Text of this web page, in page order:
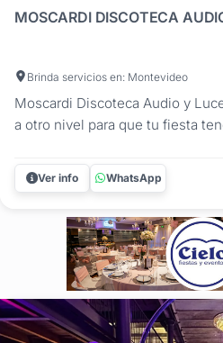
MOSCARDI DISCOTECA
Brinda servicios en: Montevideo
Moscardi Discoteca Audio y
a otro nivel para que tu fiesta
profesional, ofrecemos
especiales para cumpleaños de
Ver info WhatsApp